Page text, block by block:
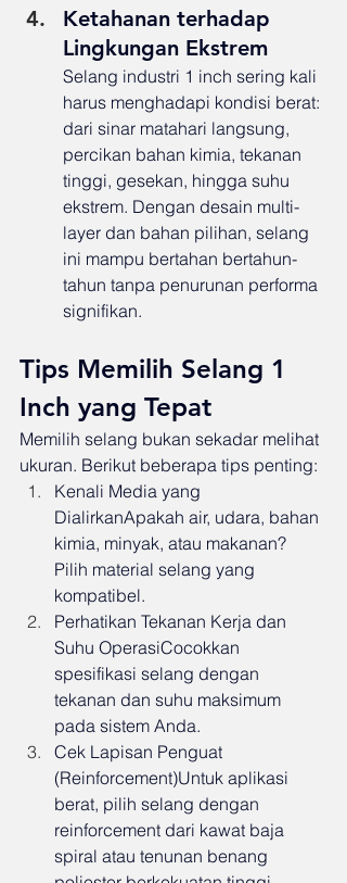
Ketahanan terhadap
Lingkungan Ekstrem
Selang industri 1 inch sering kali
harus menghadapi kondisi berat:
dari sinar matahari langsung,
percikan bahan kimia, tekanan
tinggi, gesekan, hingga suhu
ekstrem. Dengan desain multi-
layer dan bahan pilihan, selang
ini mampu bertahan bertahun-
tahun tanpa penurunan performa
signifikan.
Tips Memilih Selang 1
Inch yang Tepat
Memilih selang bukan sekadar melihat
ukuran. Berikut beberapa tips penting:
Kenali Media yang
DialirkanApakah air, udara, bahan
kimia, minyak, atau makanan?
Pilih material selang yang
kompatibel.
Perhatikan Tekanan Kerja dan
Suhu OperasiCocokkan
spesifikasi selang dengan
tekanan dan suhu maksimum
pada sistem Anda.
Cek Lapisan Penguat
(Reinforcement)Untuk aplikasi
berat, pilih selang dengan
reinforcement dari kawat baja
spiral atau tenunan benang